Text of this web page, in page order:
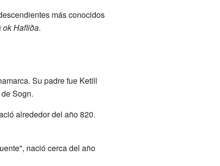
más conocidos
Hafliða.
Su padre fue Ketill
Sogn.
alrededor del año 820.
nació cerca del año